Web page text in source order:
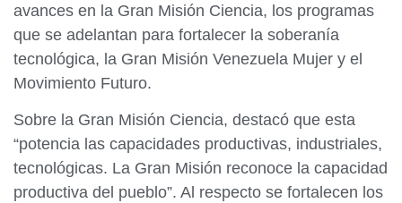
avances en la Gran Misión Ciencia, los programas
que se adelantan para fortalecer la soberanía
tecnológica, la Gran Misión Venezuela Mujer y el
Movimiento Futuro.
Sobre la Gran Misión Ciencia, destacó que esta
“potencia las capacidades productivas, industriales,
tecnológicas. La Gran Misión reconoce la capacidad
productiva del pueblo”. Al respecto se fortalecen los